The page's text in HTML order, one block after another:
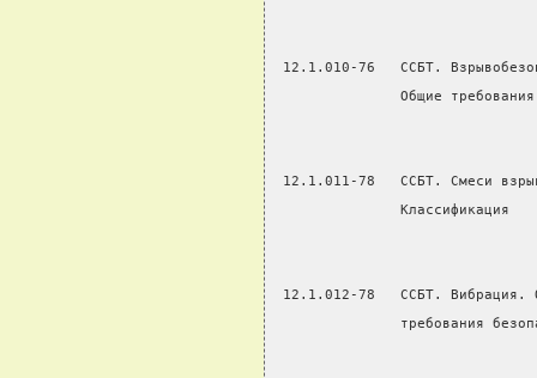
12.1.010-76   ССБТ.
               Общие требования
12.1.011-78   ССБТ. Смеси
               Классификация
12.1.012-78   ССБТ.
требования